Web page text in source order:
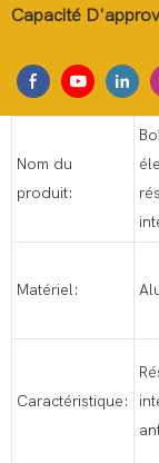
Capacité
Nom du
produit:
Matériel:
Caractéristique: